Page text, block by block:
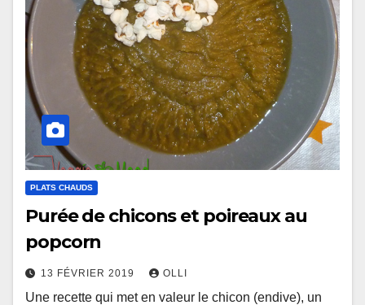
PLATS CHAUDS
Purée de chicons et poireaux au
popcorn
13 FÉVRIER 2019 OLLI
Une recette qui met en valeur le chicon (endive), un